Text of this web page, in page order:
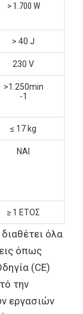
> 1.700 W
> 40 J
230 V
>1.250min
-1
≤ 17 kg
ΝΑΙ
≥ 1 ΕΤΟΣ
όλα
όπως
(CE)
την
εργασιών